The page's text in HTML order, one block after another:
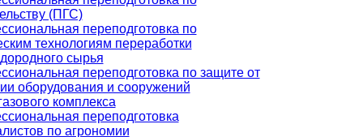
(ПГС)
переподготовка по
технологиям переработки
сырья
переподготовка по защите от
оборудования и сооружений
комплекса
переподготовка
по агрономии